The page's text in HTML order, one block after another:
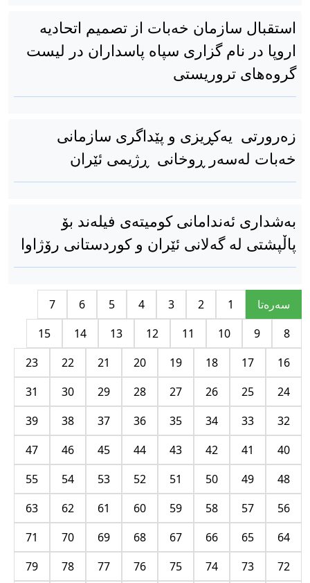
استقبال سازمان خەبات از تصمیم اتحادیه
اروپا در نام گزاری سپاه پاسداران در لیست
گروەهای تروریستی
زەرورتی یەکڕیزی و پێداگری سازمانی
خەبات لەسەر ڕوخانی ڕژیمی ئێران
بەشداری ئەندامانی کومیتەی فیلەند بۆ
پاڵپشتی لە گەلانی ئێران و کوردستانی رۆژاوا
سه‌ره‌تا 1
2
3
4
5
6
7
8
9
10
11
12
13
14
15
16
17
18
19
20
21
22
23
24
25
26
27
28
29
30
31
32
33
34
35
36
37
38
39
40
41
42
43
44
45
46
47
48
49
50
51
52
53
54
55
56
57
58
59
60
61
62
63
64
65
66
67
68
69
70
71
72
73
74
75
76
77
78
79